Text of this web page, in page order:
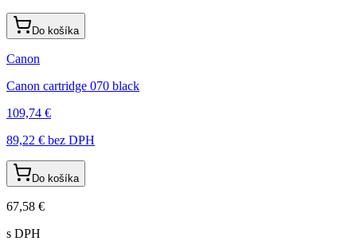
Do košíka
Canon
Canon cartridge 070 black
109,74 €
89,22 € bez DPH
Do košíka
67,58 €
s DPH